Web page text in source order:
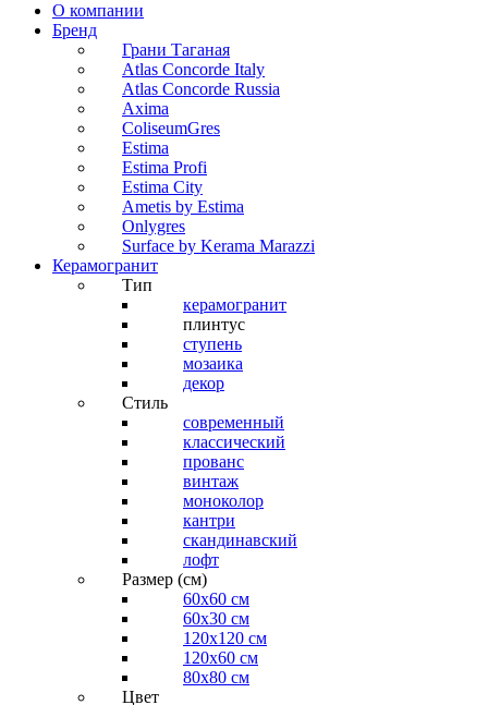
О компании
Бренд
Грани Таганая
Atlas Concorde Italy
Atlas Concorde Russia
Axima
ColiseumGres
Estima
Estima Profi
Estima City
Ametis by Estima
Onlygres
Surface by Kerama Marazzi
Керамогранит
Тип
керамогранит
плинтус
ступень
мозаика
декор
Стиль
современный
классический
прованс
винтаж
моноколор
кантри
скандинавский
лофт
Размер (см)
60х60 см
60x30 см
120x120 см
120x60 см
80x80 см
Цвет